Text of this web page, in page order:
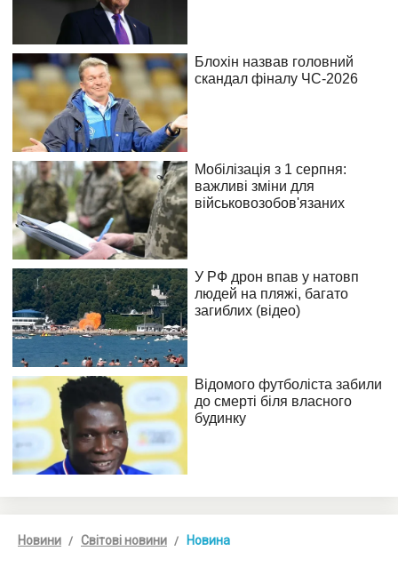
Новини Світові новини Новина